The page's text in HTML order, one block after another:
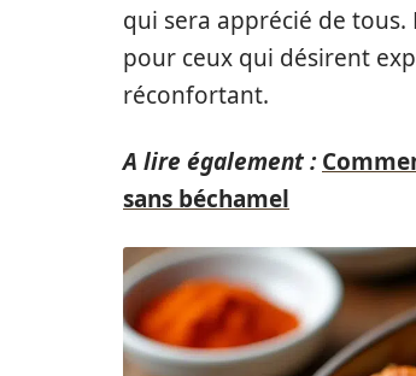
qui sera apprécié de
pour ceux qui désirent
réconfortant.
A lire également :
sans béchamel